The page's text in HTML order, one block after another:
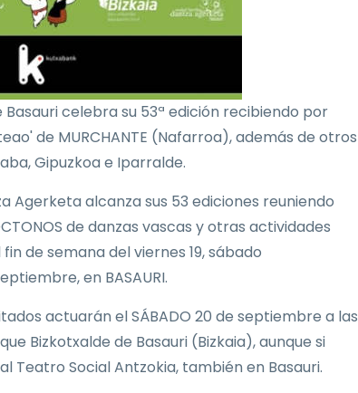
celebra su 53ª edición recibiendo por
de MURCHANTE (Nafarroa), además de otros
Gipuzkoa e Iparralde.
Agerketa alcanza sus 53 ediciones reuniendo
de danzas vascas y otras actividades
de semana del viernes 19, sábado
en BASAURI.
actuarán el SÁBADO 20 de septiembre a las
Bizkotxalde de Basauri (Bizkaia), aunque si
Teatro Social Antzokia, también en Basauri.